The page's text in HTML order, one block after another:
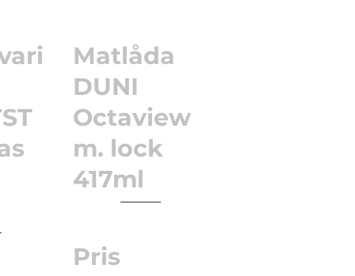
Matlåda
DUNI
Octaview
m. lock
417ml
Pris